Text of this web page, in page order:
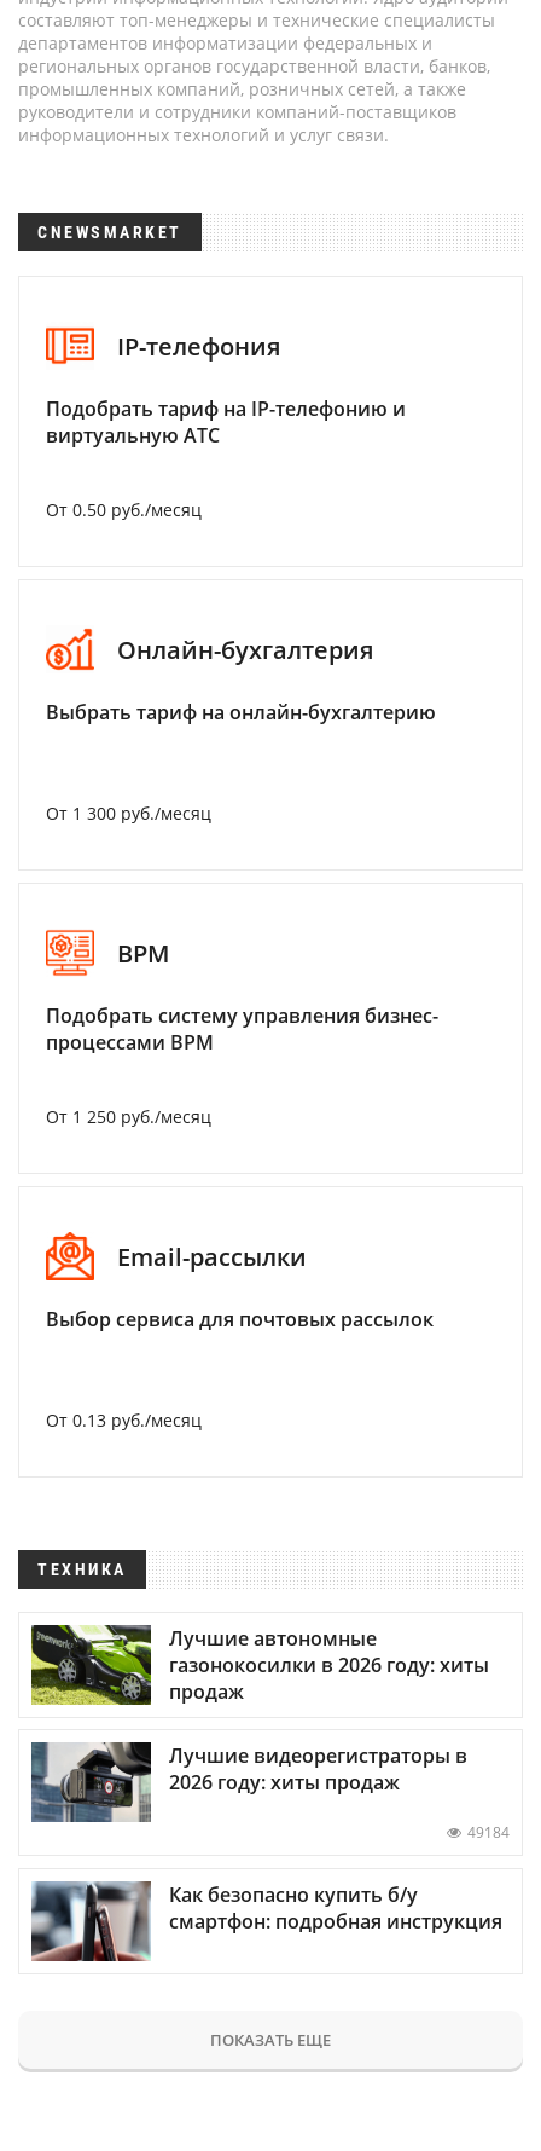
составляют топ-менеджеры и технические специалисты
департаментов информатизации федеральных и
региональных органов государственной власти, банков,
промышленных компаний, розничных сетей, а также
руководители и сотрудники компаний-поставщиков
информационных технологий и услуг связи.
CNEWSMARKET
IP-телефония
Подобрать тариф на IP-телефонию и
виртуальную АТС
От 0.50 руб./месяц
Онлайн-бухгалтерия
Выбрать тариф на онлайн-бухгалтерию
От 1 300 руб./месяц
BPM
Подобрать систему управления бизнес-
процессами BPM
От 1 250 руб./месяц
Email-рассылки
Выбор сервиса для почтовых рассылок
От 0.13 руб./месяц
ТЕХНИКА
Лучшие автономные
газонокосилки в 2026 году: хиты
продаж
Лучшие видеорегистраторы в
2026 году: хиты продаж
49184
Как безопасно купить б/у
смартфон: подробная инструкция
ПОКАЗАТЬ ЕЩЕ